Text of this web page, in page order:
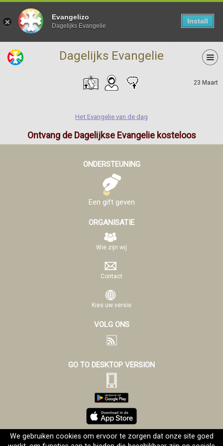
Evangelizo
Dagelijks Evangelie
Install
Dagelijks Evangelie
23 Maart
Het Evangelie van de dag
Ontvang de Dagelijkse Evangelie kosteloos
ONDERSTEUNING
Een gift geven
ORGANISATIE
Wie zijn wij
Contact
Kies uw versie
VOLG ONS
GO TO DESKTOP VERSION
We gebruiken cookies om ervoor te zorgen dat onze site goed